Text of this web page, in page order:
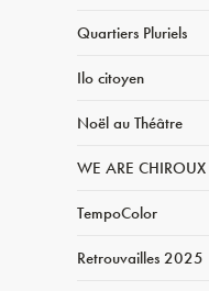
Quartiers Pluriels
Ilo citoyen
Noël au Théâtre
WE ARE CHIROUX
TempoColor
Retrouvailles 2025